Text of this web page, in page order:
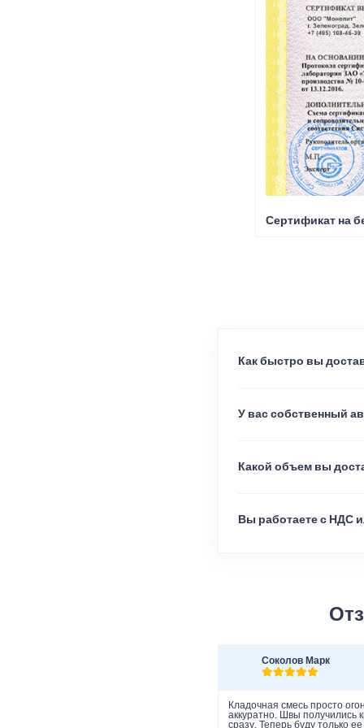
Сертификат на
Как быстро вы
У вас собственный
Какой объем вы
Вы работаете с НДС
Соколов Марк
Кладочная смесь просто
аккуратно. Швы получились
сразу. Теперь буду только